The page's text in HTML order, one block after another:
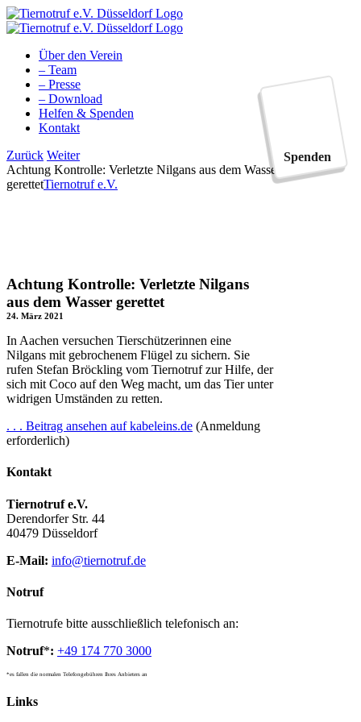
Zum
Inhalt
Über den Verein
– Team
– Presse
– Download
Helfen & Spenden
Kontakt
Facebook
YouTube
Instagram
Tiktok
Zurück Weiter
Achtung Kontrolle: Verletzte Nilgans aus dem Wasser
gerettetTiernotruf e.V.
Achtung Kontrolle: Verletzte Nilgans
aus dem Wasser gerettet
24. März 2021
In Aachen versuchen Tierschützerinnen eine
Nilgans mit gebrochenem Flügel zu sichern. Sie
rufen Stefan Bröckling vom Tiernotruf zur Hilfe, der
sich mit Coco auf den Weg macht, um das Tier unter
widrigen Umständen zu retten.
. . . Beitrag ansehen auf kabeleins.de (Anmeldung
erforderlich)
Kontakt
Tiernotruf e.V.
Derendorfer Str. 44
40479 Düsseldorf
E-Mail: info@tiernotruf.de
Notruf
Tiernotrufe bitte ausschließlich telefonisch an:
Notruf*: +49 174 770 3000
*es fallen die normalen Telefongebühren Ihres Anbieters an
Links
Spenden